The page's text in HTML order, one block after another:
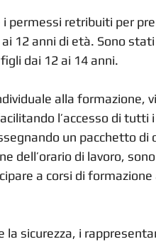
permessi retribuiti per
12 anni di età. Sono
dai 12 ai 14 anni.
alla formazione,
l’accesso di tutti
un pacchetto di
dell’orario di lavoro,
a corsi di
la sicurezza, i